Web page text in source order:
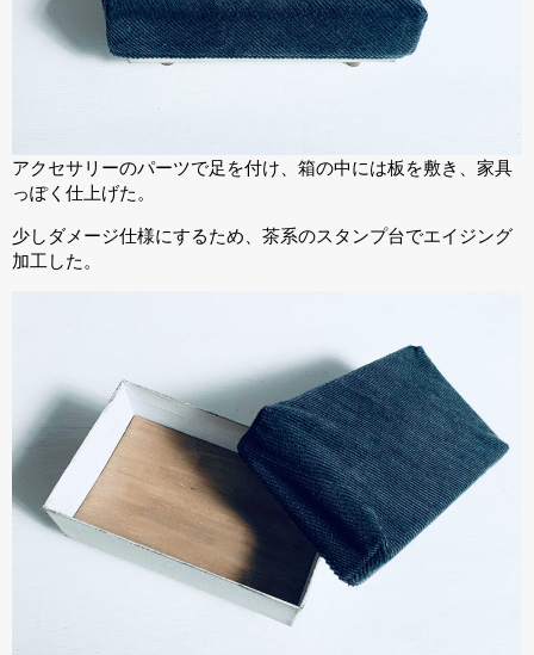
アクセサリーのパーツで足を付け、箱の中には板を敷き、家具
っぽく仕上げた。
少しダメージ仕様にするため、茶系のスタンプ台でエイジング
加工した。